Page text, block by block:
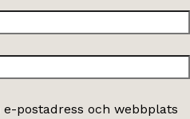
postadress och webbplats